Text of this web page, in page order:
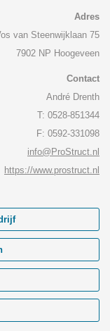
Adres
van Steenwijklaan 75
7902 NP Hoogeveen
Contact
André Drenth
T: 0528-851344
F: 0592-331098
info@ProStruct.nl
https://www.prostruct.nl